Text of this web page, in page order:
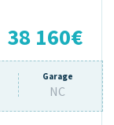
38 160€
Garage
NC